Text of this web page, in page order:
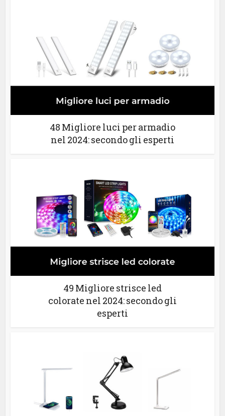
48 Migliore luci per armadio
nel 2024: secondo gli esperti
49 Migliore strisce led
colorate nel 2024: secondo gli
esperti